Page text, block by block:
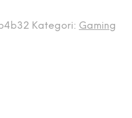
Kategori: Gaming